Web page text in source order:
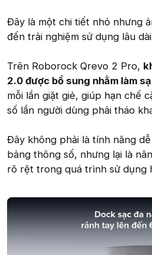
Đây là một chi tiết nhỏ nhưng
đến trải nghiệm sử dụng lâu
Trên Roborock Qrevo 2 Pro,
2.0 được bổ sung nhằm làm
mỗi lần giặt giẻ, giúp hạn chế
số lần người dùng phải tháo
Đây không phải là tính năng
bảng thông số, nhưng lại là
rõ rệt trong quá trình sử dụng